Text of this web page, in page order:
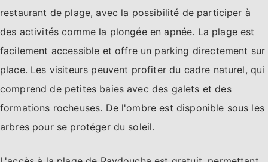
restaurant de plage, avec la possibilité de participer à
des activités comme la plongée en apnée. La plage est
facilement accessible et offre un parking directement sur
place. Les visiteurs peuvent profiter du cadre naturel, qui
comprend de petites baies avec des galets et des
formations rocheuses. De l'ombre est disponible sous les
arbres pour se protéger du soleil.